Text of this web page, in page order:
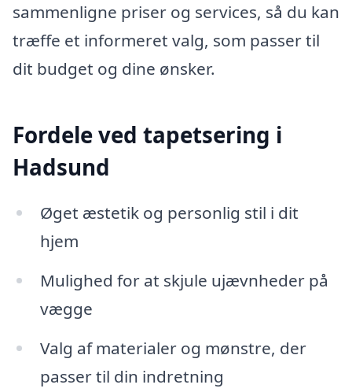
sammenligne priser og services, så du kan
træffe et informeret valg, som passer til
dit budget og dine ønsker.
Fordele ved tapetsering i
Hadsund
Øget æstetik og personlig stil i dit
hjem
Mulighed for at skjule ujævnheder på
vægge
Valg af materialer og mønstre, der
passer til din indretning